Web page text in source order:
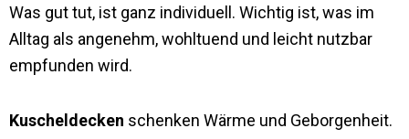
Was gut tut, ist ganz individuell. Wichtig ist, was im
Alltag als angenehm, wohltuend und leicht nutzbar
empfunden wird.
Kuscheldecken schenken Wärme und Geborgenheit.